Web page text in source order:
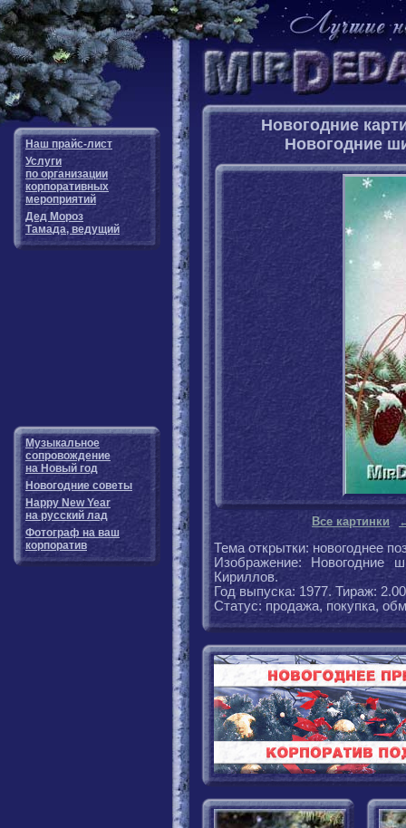
Наш прайс-лист
Услуги
по организации
корпоративных
мероприятий
Дед Мороз
Тамада, ведущий
Музыкальное
сопровождение
на Новый год
Новогодние советы
Happy New Year
на русский лад
Фотограф на ваш
корпоратив
Новогодние
Новогодние
Все картинки
Тема открытки: новогоднее
Изображение: Новогодние
Кириллов.
Год выпуска: 1977. Тираж:
Статус: продажа, покупка,